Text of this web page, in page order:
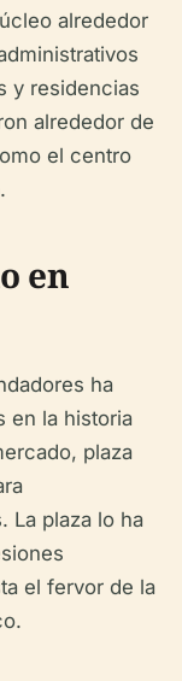
alrededor
y residencias
alrededor de
el centro
en
ha
en la historia
plaza
La plaza lo ha
el fervor de la